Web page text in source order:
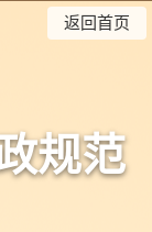
返回首页
规范